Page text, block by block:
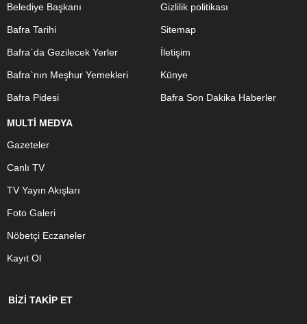
Belediye Başkanı
Bafra Tarihi
Bafra`da Gezilecek Yerler
Bafra`nın Meşhur Yemekleri
Bafra Pidesi
Gizlilik politikası
Sitemap
İletişim
Künye
Bafra Son Dakika Haberler
MULTİ MEDYA
Gazeteler
Canlı TV
TV Yayın Akışları
Foto Galeri
Nöbetçi Eczaneler
Kayıt Ol
BİZİ TAKİP ET